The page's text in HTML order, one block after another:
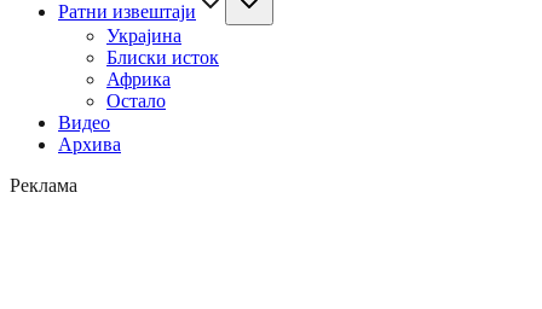
Ратни извештаји
Украјина
Блиски исток
Африка
Остало
Видео
Архива
Реклама